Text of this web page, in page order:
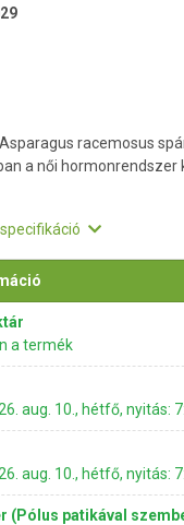
racemosus
a női hormonrendszer
a termék
aug. 10., hétfő, nyitás:
aug. 10., hétfő, nyitás:
(Pólus patikával